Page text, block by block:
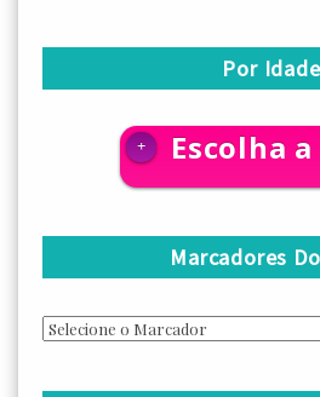
Por Idade
+ Escolha
Marcadores